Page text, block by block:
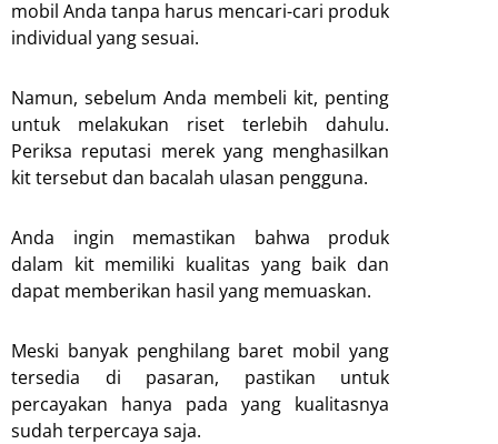
mobil Anda tanpa harus mencari-cari produk
individual yang sesuai.
Namun, sebelum Anda membeli kit, penting
untuk melakukan riset terlebih dahulu.
Periksa reputasi merek yang menghasilkan
kit tersebut dan bacalah ulasan pengguna.
Anda ingin memastikan bahwa produk
dalam kit memiliki kualitas yang baik dan
dapat memberikan hasil yang memuaskan.
Meski banyak penghilang baret mobil yang
tersedia di pasaran, pastikan untuk
percayakan hanya pada yang kualitasnya
sudah terpercaya saja.